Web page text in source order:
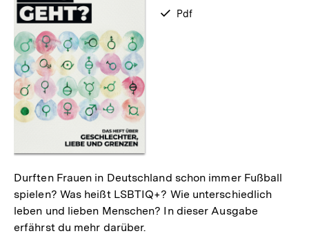
verfügbar
Pdf
Durften Frauen in Deutschland schon immer Fußball
spielen? Was heißt LSBTIQ+? Wie unterschiedlich
leben und lieben Menschen? In dieser Ausgabe
erfährst du mehr darüber.